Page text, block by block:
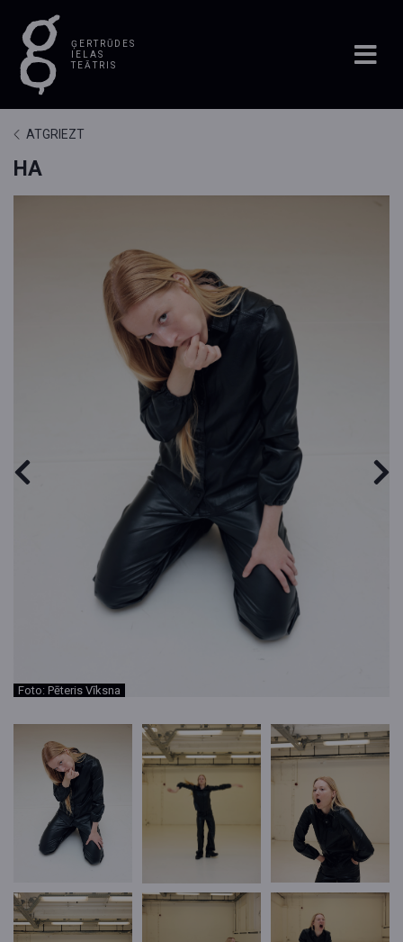
ĢERTRŪDES
IELAS
TEĀTRIS
ATGRIEZT
HA
Foto: Pēteris Vīksna